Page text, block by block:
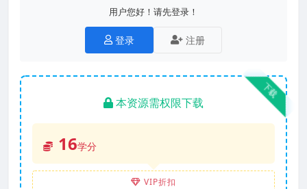
用户您好！请先登录！
登录 注册
下载
本资源需权限下载
16学分
VIP折扣